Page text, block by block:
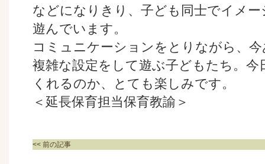
などになりきり、子ども同士でイメ
遊んでいます。
コミュニケーションをとりながら、
複雑な設定をして遊ぶ子どもたち。
くれるのか、とても楽しみです。
＜延長保育担当保育教諭＞
<< 前の記事